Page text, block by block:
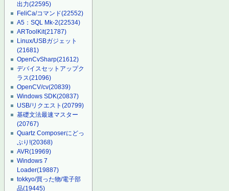
出力(22595)
FeliCa/コマンド(22552)
A5：SQL Mk-2(22534)
ARToolKit(21787)
Linux/USBガジェット
(21681)
OpenCvSharp(21612)
デバイスセットアップク
ラス(21096)
OpenCV/cv(20839)
Windows SDK(20837)
USB/リクエスト(20799)
基礎文法最速マスター
(20767)
Quartz Composerにどっ
ぷり!(20368)
AVR(19969)
Windows 7
Loader(19887)
tokkyo/買った物/電子部
品(19445)